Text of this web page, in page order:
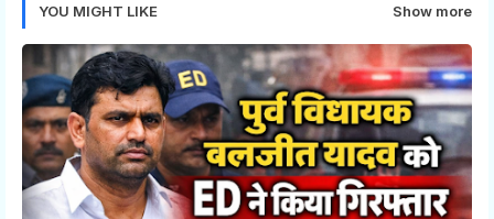
YOU MIGHT LIKE Show more